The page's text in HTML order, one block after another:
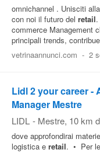
omnichannel . Unisciti
con noi il futuro del retail
commerce Management
principali trends,
vetrinaannunci.com - 2
Lidl 2 your career -
Manager Mestre
LIDL - Mestre, 10 km
dove approfondirai
logistica e retail. • Per